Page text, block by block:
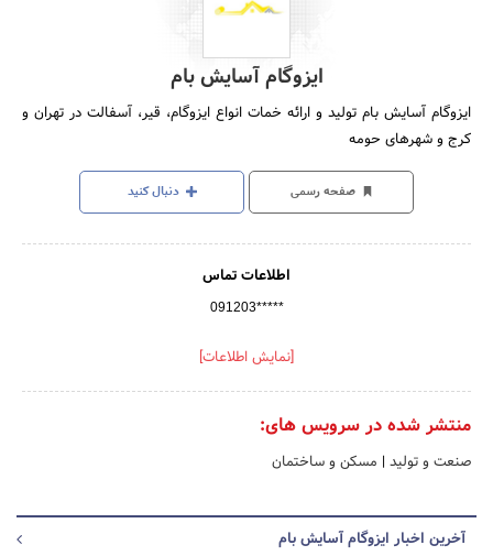
ایزوگام آسایش بام
ایزوگام آسایش بام تولید و ارائه خمات انواع ایزوگام، قیر، آسفالت در تهران و
کرج و شهرهای حومه
صفحه رسمی دنبال کنید
اطلاعات تماس
091203*****
[نمایش اطلاعات]
منتشر شده در سرویس های:
صنعت و تولید | مسکن و ساختمان
آخرین اخبار ایزوگام آسایش بام